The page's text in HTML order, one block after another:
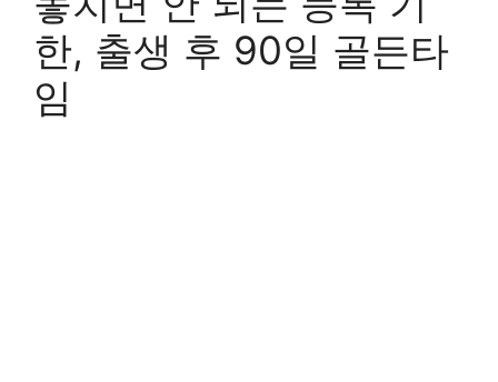
한, 출생 후 90일 골든타
임